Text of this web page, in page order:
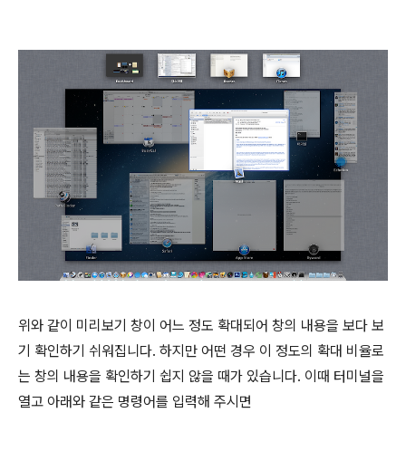
위와 같이 미리보기 창이 어느 정도 확대되어 창의 내용을 보다 보
기 확인하기 쉬워집니다. 하지만 어떤 경우 이 정도의 확대 비율로
는 창의 내용을 확인하기 쉽지 않을 때가 있습니다. 이때 터미널을
열고 아래와 같은 명령어를 입력해 주시면